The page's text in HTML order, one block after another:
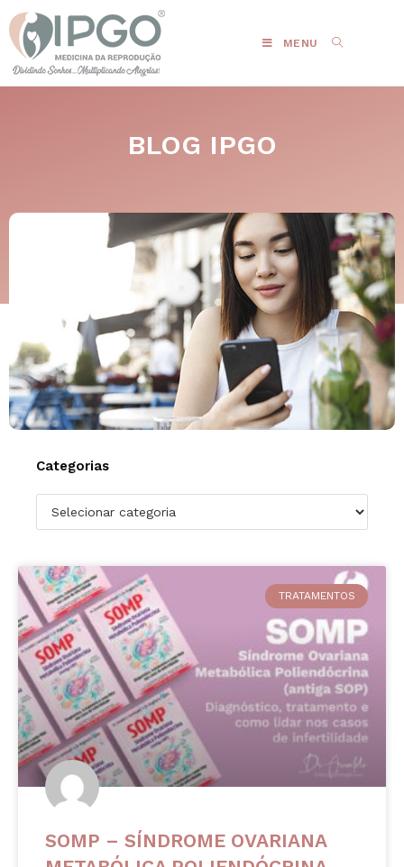
MENU
BLOG IPGO
Categorias
TRATAMENTOS
SOMP – SÍNDROME OVARIANA